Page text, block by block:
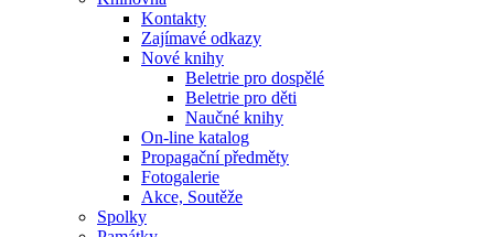
Kontakty
Zajímavé odkazy
Nové knihy
Beletrie pro dospělé
Beletrie pro děti
Naučné knihy
On-line katalog
Propagační předměty
Fotogalerie
Akce, Soutěže
Spolky